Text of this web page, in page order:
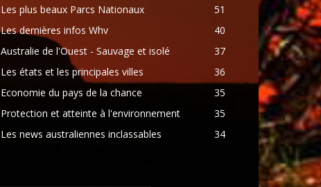
Les plus beaux Parcs Nationaux
51
Les dernières infos Whv
40
Australie de l'Ouest - Sauvage et isolé
37
Les états et les principales villes
36
Economie du pays de la chance
35
Protection et atteinte à l'environnement
35
Les news australiennes inclassables
34